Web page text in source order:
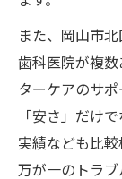
また、岡山市
歯科医院が複
ターケアのサ
「安さ」だけ
実績なども比較
万が一のトラ